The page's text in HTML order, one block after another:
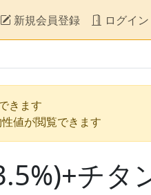
新規会員登録 ログイン
きます
値が閲覧できます
チタ